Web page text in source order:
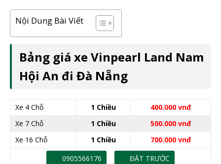
Nội Dung Bài Viết
Bảng giá xe Vinpearl Land Nam
Hội An đi Đà Nẵng
Xe 4 Chỗ 1 Chiều
400.000 vnđ
Xe 7 Chỗ
1 Chiều
500.000 vnđ
Xe 16 Chỗ
1 Chiều
700.000 vnđ
0905566176
ĐẶT TRƯỚC